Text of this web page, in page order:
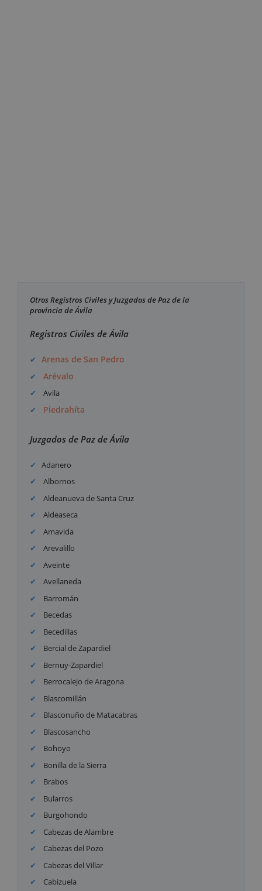
Otros Registros Civiles y Juzgados de Paz de la
provincia de Ávila
Registros Civiles de Ávila
Arenas de San Pedro
Arévalo
Avila
Piedrahíta
Juzgados de Paz de Ávila
Adanero
Albornos
Aldeanueva de Santa Cruz
Aldeaseca
Amavida
Arevalillo
Aveinte
Avellaneda
Barromán
Becedas
Becedillas
Bercial de Zapardiel
Bernuy-Zapardiel
Berrocalejo de Aragona
Blascomillán
Blasconuño de Matacabras
Blascosancho
Bohoyo
Bonilla de la Sierra
Brabos
Bularros
Burgohondo
Cabezas de Alambre
Cabezas del Pozo
Cabezas del Villar
Cabizuela